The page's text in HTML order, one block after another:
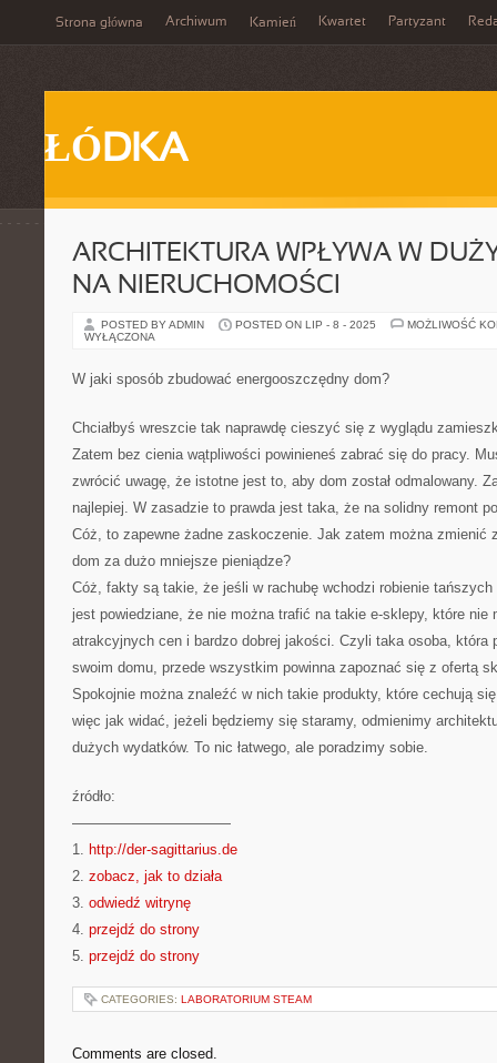
Strona główna Archiwum Kamień Kwartet Partyzant
ŁÓDKA
ARCHITEKTURA WPŁYWA W
NA NIERUCHOMOŚCI
POSTED BY ADMIN POSTED ON LIP - 8 - 2025
MOŻLIWOŚĆ
WYŁĄCZONA
W jaki sposób zbudować energooszczędny dom?
Chciałbyś wreszcie tak naprawdę cieszyć się z wyglądu
Zatem bez cienia wątpliwości powinieneś zabrać się do pracy.
zwrócić uwagę, że istotne jest to, aby dom został odmalowany.
najlepiej. W zasadzie to prawda jest taka, że na solidny remont
Cóż, to zapewne żadne zaskoczenie. Jak zatem można zmienić
dom za dużo mniejsze pieniądze?
Cóż, fakty są takie, że jeśli w rachubę wchodzi robienie
jest powiedziane, że nie można trafić na takie e-sklepy, które nie
atrakcyjnych cen i bardzo dobrej jakości. Czyli taka osoba, która
swoim domu, przede wszystkim powinna zapoznać się z ofertą
Spokojnie można znaleźć w nich takie produkty, które cechują
więc jak widać, jeżeli będziemy się staramy, odmienimy
dużych wydatków. To nic łatwego, ale poradzimy sobie.
źródło:
———————————
1. http://der-sagittarius.de
2. zobacz, jak to działa
3. odwiedź witrynę
4. przejdź do strony
5. przejdź do strony
CATEGORIES: LABORATORIUM STEAM
Comments are closed.